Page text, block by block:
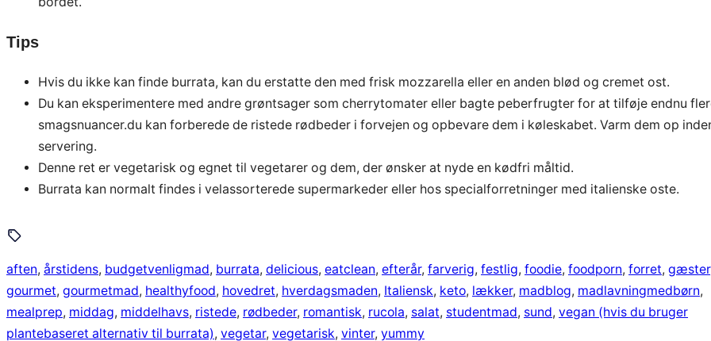
Tips
Hvis du ikke kan finde burrata, kan du erstatte den med frisk mozzarella eller en anden blød og cremet ost.
Du kan eksperimentere med andre grøntsager som cherrytomater eller bagte peberfrugter for at tilføje endnu
smagsnuancer.du kan forberede de ristede rødbeder i forvejen og opbevare dem i køleskabet. Varm dem op
servering.
Denne ret er vegetarisk og egnet til vegetarer og dem, der ønsker at nyde en kødfri måltid.
Burrata kan normalt findes i velassorterede supermarkeder eller hos specialforretninger med italienske oste.
aften, årstidens, budgetvenligmad, burrata, delicious, eatclean, efterår, farverig, festlig, foodie, foodporn, forret, gæster
gourmet, gourmetmad, healthyfood, hovedret, hverdagsmaden, Italiensk, keto, lækker, madblog, madlavningmedbørn
mealprep, middag, middelhavs, ristede, rødbeder, romantisk, rucola, salat, studentmad, sund, vegan (hvis du bruger
plantebaseret alternativ til burrata), vegetar, vegetarisk, vinter, yummy